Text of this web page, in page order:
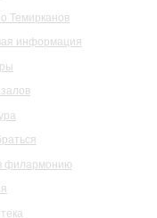
Темирканов
информация
филармонию